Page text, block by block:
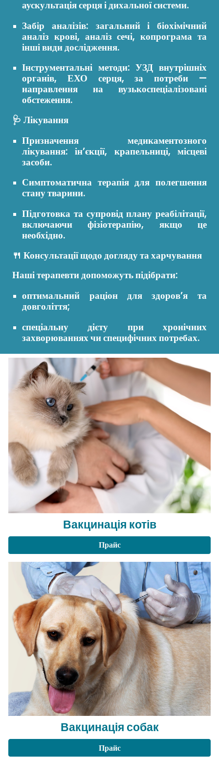
аускультація серця і дихальної системи.
Забір аналізів: загальний і біохімічний
аналіз крові, аналіз сечі, копрограма та
інші види дослідження.
Інструментальні методи: УЗД внутрішніх
органів, ЕХО серця, за потреби —
направлення на вузькоспеціалізовані
обстеження.
🩺 Лікування
Призначення медикаментозного
лікування: ін’єкції, крапельниці, місцеві
засоби.
Симптоматична терапія для полегшення
стану тварини.
Підготовка та супровід плану реабілітації,
включаючи фізіотерапію, якщо це
необхідно.
🍴 Консультації щодо догляду та харчування
Наші терапевти допоможуть підібрати:
оптимальний раціон для здоров’я та
довголіття;
спеціальну дієту при хронічних
захворюваннях чи специфічних потребах.
Вакцинація котів
Прайс
Вакцинація собак
Прайс